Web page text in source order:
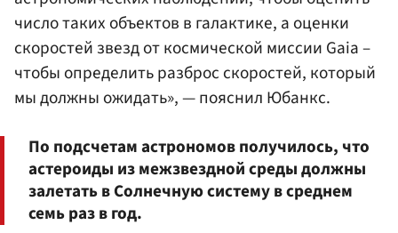
число таких объектов в галактике, а оценки
скоростей звезд от космической миссии Gaia –
чтобы определить разброс скоростей, который
мы должны ожидать», — пояснил Юбанкс.
По подсчетам астрономов получилось, что
астероиды из межзвездной среды должны
залетать в Солнечную систему в среднем
семь раз в год.